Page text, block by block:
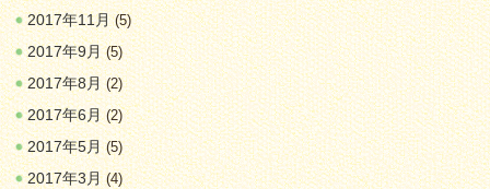
2017年11月(5)
2017年9月(5)
2017年8月(2)
2017年6月(2)
2017年5月(5)
2017年3月(4)